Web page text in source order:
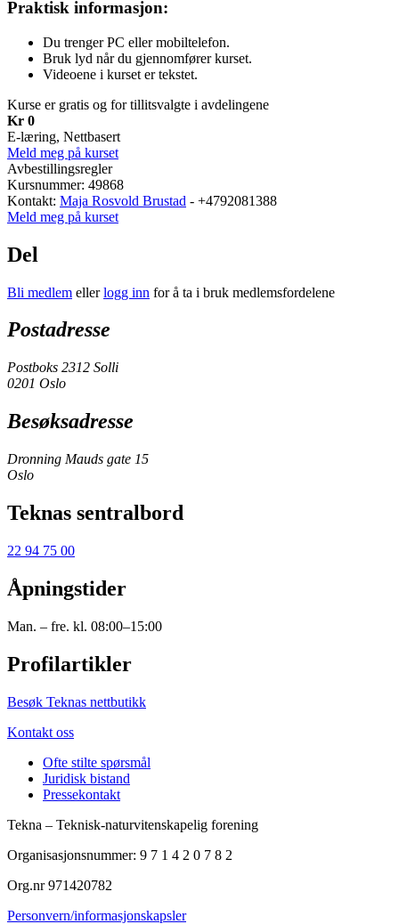
Praktisk informasjon:
Du trenger PC eller mobiltelefon.
Bruk lyd når du gjennomfører kurset.
Videoene i kurset er tekstet.
Kurse er gratis og for tillitsvalgte i avdelingene
Kr 0
E-læring, Nettbasert
Meld meg på kurset
Avbestillingsregler
Kursnummer: 49868
Kontakt: Maja Rosvold Brustad - +4792081388
Meld meg på kurset
Del
Bli medlem ellerlogg inn for å ta i bruk medlemsfordelene
Postadresse
Postboks 2312 Solli
0201 Oslo
Besøksadresse
Dronning Mauds gate 15
Oslo
Teknas sentralbord
22 94 75 00
Åpningstider
Man. – fre. kl. 08:00–15:00
Profilartikler
Besøk Teknas nettbutikk
Kontakt oss
Ofte stilte spørsmål
Juridisk bistand
Pressekontakt
Tekna – Teknisk-naturvitenskapelig forening
Organisasjonsnummer: 9 7 1 4 2 0 7 8 2
Org.nr 971420782
Personvern/informasjonskapsler